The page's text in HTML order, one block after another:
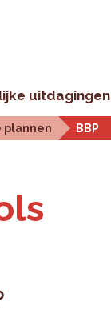
uitdagingen
plannen BBP